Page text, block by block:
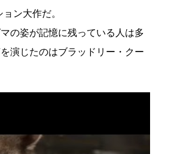
ン大作だ。
の姿が記憶に残っている人は多
演じたのはブラッドリー・クー